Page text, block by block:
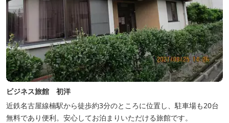
ビジネス旅館 初洋
近鉄名古屋線楠駅から徒歩約3分のところに位置し、駐車場も20台
無料であり便利。安心してお泊まりいただける旅館です。